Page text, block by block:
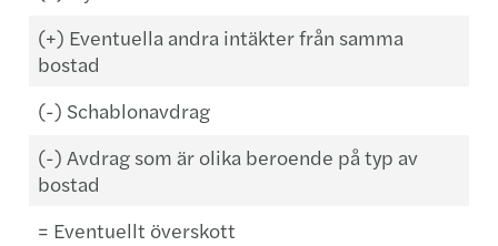
(+) Eventuella andra intäkter från samma
bostad
(-) Schablonavdrag
(-) Avdrag som är olika beroende på typ av
bostad
= Eventuellt överskott